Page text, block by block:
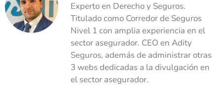
Experto en Derecho y Seguros.
Titulado como Corredor de Seguros
Nivel 1 con amplia experiencia en el
sector asegurador. CEO en Adity
Seguros, además de administrar otras
3 webs dedicadas a la divulgación en
el sector asegurador.